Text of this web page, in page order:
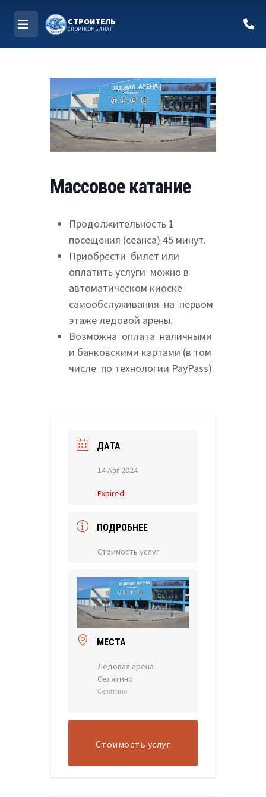
МЕНЮ
СТРОИТЕЛЬ
СПОРТКОМБИНАТ
Массовое катание
Продолжительность 1
посещения (сеанса) 45 минут.
Приобрести билет или
оплатить услуги можно в
автоматическом киоске
самообслуживания на первом
этаже ледовой арены.
Возможна оплата наличными
и банковскими картами (в том
числе по технологии PayPass).
ДАТА
14 Авг 2024
Expired!
ПОДРОБНЕЕ
Стоимость услуг
МЕСТА
Ледовая арена
Селятино
Селятино
Стоимость услуг